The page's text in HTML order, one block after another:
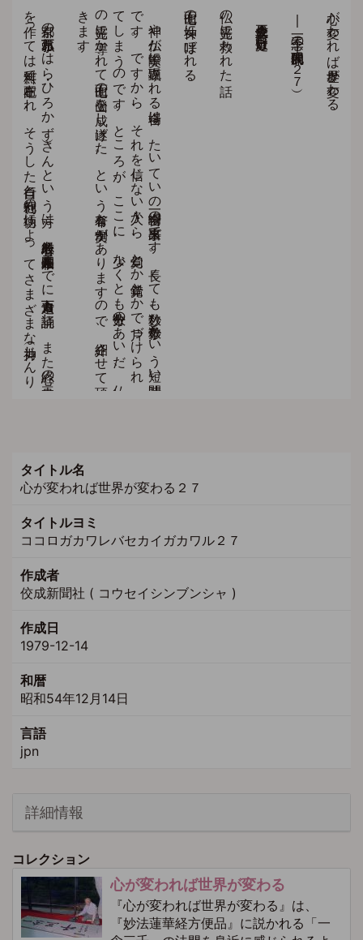
心が変われば世界が変わる
―一念三千の現代的展開―（２７）
仏の霊光に救われた話
七面山の女神に呼ばれる
神や
仏が
実際に
顕現さ
れ
る
場合は
、
た
い
て
い
の
場合一瞬の
出来事で
す
。
長く
て
も
数秒、
数十秒と
い
う
短い
時間
で
す
。
で
す
か
ら
、
そ
れ
を
信じ
な
い
人々か
ら
、
幻覚と
か
錯覚と
か
で
片づ
け
ら
れ
て
し
ま
う
の
で
す
。
と
こ
ろ
が
、
こ
こ
に
、
少な
く
と
も
数十分の
あ
い
だ
、
仏
の
霊光に
導か
れ
て
七面山の
登山を
成し
遂げ
た
。
と
い
う
希有な
実例が
あ
り
ま
す
の
で
、
紹介さ
せ
て
頂
き
ま
す
。
京都の
小原弘万（お
は
ら
・ひ
ろ
か
ず
）さ
ん
と
い
う
方は
、
般若心経を
昭和五十二年八月ま
で
に
百六十万遍も
読誦し
、
ま
た
心経の
豆本
を
作っ
て
は
無料で
配布さ
れ
、
そ
う
し
た
自行と
利他行の
功徳に
よ
っ
て
さ
ま
ざ
ま
な
神力（じ
ん
り
き
）を
身に
つ
け
ら
れ
た
現代の
尊者で
す
が
、
そ
の
著『心経ひ
と
す
じ
』に
次の
よ
う
な
体験を
発表し
て
お
ら
れ
ま
す
タイトル名
心が変われば世界が変わる２７
タイトルヨミ
ココロガカワレバセカイガカワル２７
作成者
佼成新聞社 ( コウセイシンブンシャ )
作成日
1979-12-14
和暦
昭和54年12月14日
言語
jpn
詳細情報
コレクション
心が変われば世界が変わる
『心が変われば世界が変わる』は、
『妙法蓮華経方便品』に説かれる「一